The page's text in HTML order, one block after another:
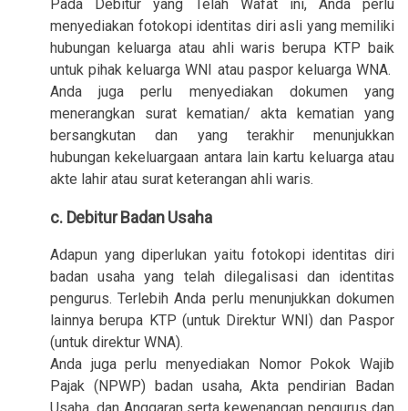
Pada Debitur yang Telah Wafat ini, Anda perlu
menyediakan fotokopi identitas diri asli yang memiliki
hubungan keluarga atau ahli waris berupa KTP baik
untuk pihak keluarga WNI atau paspor keluarga WNA.
Anda juga perlu menyediakan dokumen yang
menerangkan surat kematian/ akta kematian yang
bersangkutan dan yang terakhir menunjukkan
hubungan kekeluargaan antara lain kartu keluarga atau
akte lahir atau surat keterangan ahli waris.
c. Debitur Badan Usaha
Adapun yang diperlukan yaitu fotokopi identitas diri
badan usaha yang telah dilegalisasi dan identitas
pengurus. Terlebih Anda perlu menunjukkan dokumen
lainnya berupa KTP (untuk Direktur WNI) dan Paspor
(untuk direktur WNA).
Anda juga perlu menyediakan Nomor Pokok Wajib
Pajak (NPWP) badan usaha, Akta pendirian Badan